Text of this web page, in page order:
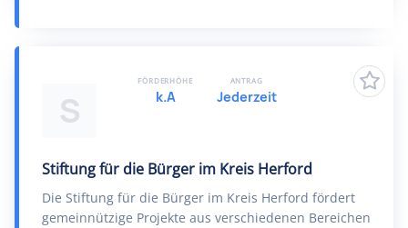
S
Stiftung für die Bürger im Kreis Herford
Die Stiftung für die Bürger im Kreis Herford fördert
gemeinnützige Projekte aus verschiedenen Bereichen
FÖRDERHÖHE
k.A
ANTRAG
Jederzeit